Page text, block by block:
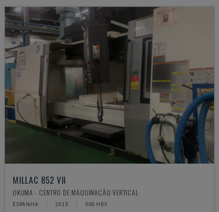
MILLAC 852 VII
OKUMA - CENTRO DE MAQUINAÇÃO VERTICAL
ESPANHA 2015 500 HRS